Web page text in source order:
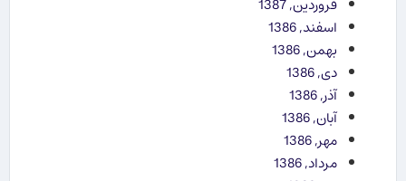
فروردین, 1387
اسفند, 1386
بهمن, 1386
دی, 1386
آذر, 1386
آبان, 1386
مهر, 1386
مرداد, 1386